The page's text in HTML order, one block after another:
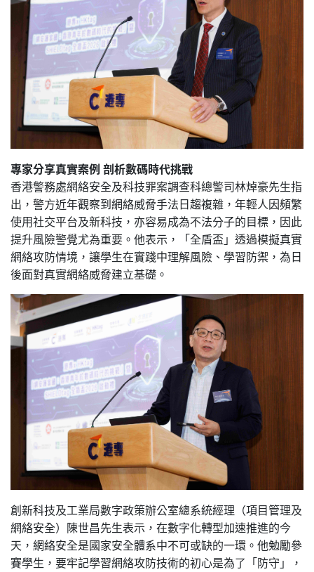
專家分享真實案例 剖析數碼時代挑戰
香港警務處網絡安全及科技罪案調查科總警司林焯豪先生指
出，警方近年觀察到網絡威脅手法日趨複雜，年輕人因頻繁
使用社交平台及新科技，亦容易成為不法分子的目標，因此
提升風險警覺尤為重要。他表示，「全盾盃」透過模擬真實
網絡攻防情境，讓學生在實踐中理解風險、學習防禦，為日
後面對真實網絡威脅建立基礎。
創新科技及工業局數字政策辦公室總系統經理（項目管理及
網絡安全）陳世昌先生表示，在數字化轉型加速推進的今
天，網絡安全是國家安全體系中不可或缺的一環。他勉勵參
賽學生，要牢記學習網絡攻防技術的初心是為了「防守」，